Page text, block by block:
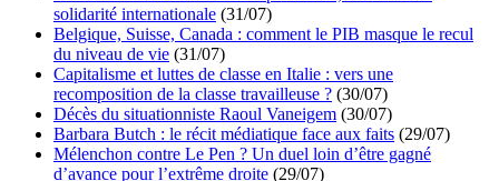
solidarité internationale (31/07)
Belgique, Suisse, Canada : comment le PIB masque le recul
du niveau de vie (31/07)
Capitalisme et luttes de classe en Italie : vers une
recomposition de la classe travailleuse ? (30/07)
Décès du situationniste Raoul Vaneigem (30/07)
Barbara Butch : le récit médiatique face aux faits (29/07)
Mélenchon contre Le Pen ? Un duel loin d’être gagné
d’avance pour l’extrême droite (29/07)